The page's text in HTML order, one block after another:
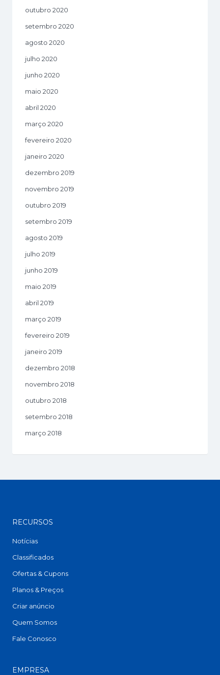
outubro 2020
setembro 2020
agosto 2020
julho 2020
junho 2020
maio 2020
abril 2020
março 2020
fevereiro 2020
janeiro 2020
dezembro 2019
novembro 2019
outubro 2019
setembro 2019
agosto 2019
julho 2019
junho 2019
maio 2019
abril 2019
março 2019
fevereiro 2019
janeiro 2019
dezembro 2018
novembro 2018
outubro 2018
setembro 2018
março 2018
RECURSOS
Notícias
Classificados
Ofertas & Cupons
Planos & Preços
Criar anúncio
Quem Somos
Fale Conosco
EMPRESA